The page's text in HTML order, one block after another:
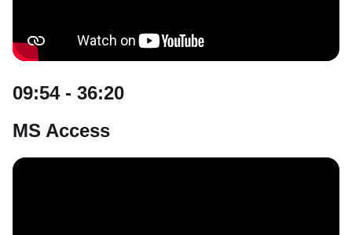
09:54 - 36:20
MS Access